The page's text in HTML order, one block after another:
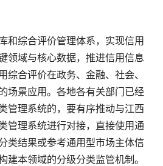
和综合评价管理体系，实现信用
领域与核心数据，推进信用信息
综合评价在政务、金融、社会、
场景应用。各地各有关部门已经
管理系统的，要有序推动与江西
管理系统进行对接，直接使用通
类结果或参考通用型市场主体信
建本领域的分级分类监管机制。